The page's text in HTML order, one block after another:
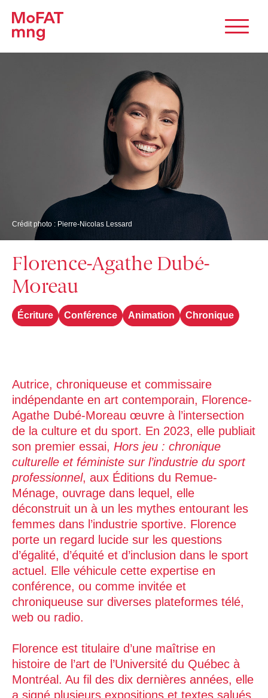
Crédit photo : Pierre-Nicolas Lessard
Florence-Agathe Dubé-
Moreau
Écriture Conférence Animation Chronique
Autrice, chroniqueuse et commissaire
indépendante en art contemporain, Florence-
Agathe Dubé-Moreau œuvre à l’intersection
de la culture et du sport. En 2023, elle publiait
son premier essai, Hors jeu : chronique
culturelle et féministe sur l’industrie du sport
professionnel, aux Éditions du Remue-
Ménage, ouvrage dans lequel, elle
déconstruit un à un les mythes entourant les
femmes dans l’industrie sportive. Florence
porte un regard lucide sur les questions
d’égalité, d’équité et d’inclusion dans le sport
actuel. Elle véhicule cette expertise en
conférence, ou comme invitée et
chroniqueuse sur diverses plateformes télé,
web ou radio.
Florence est titulaire d’une maîtrise en
histoire de l’art de l’Université du Québec à
Montréal. Au fil des dix dernières années, elle
a signé plusieurs expositions et textes salués